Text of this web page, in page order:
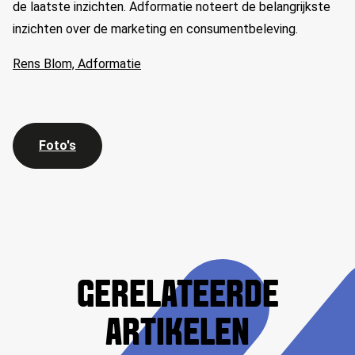
de laatste inzichten. Adformatie noteert de belangrijkste
inzichten over de marketing en consumentbeleving.
Rens Blom, Adformatie
Foto's
GERELATEERDE
ARTIKELEN